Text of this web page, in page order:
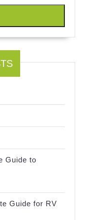
Guide to
Guide for RV